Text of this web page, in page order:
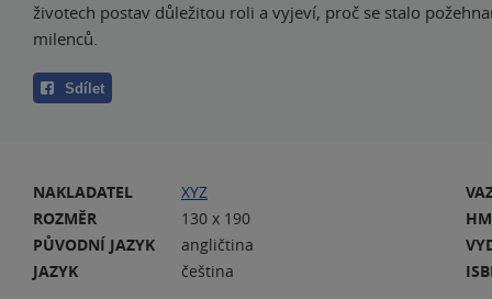
životech postav důležitou roli a vyjeví, proč se stalo
milenců.
Sdílet
NAKLADATEL
XYZ
ROZMĚR
130 x 190
PŮVODNÍ JAZYK
angličtina
JAZYK
čeština